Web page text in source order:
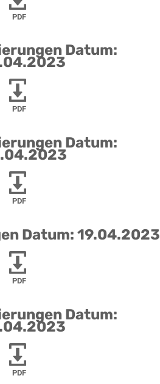
PDF
Datum:
PDF
Datum:
PDF
Datum: 19.04.2023
PDF
Datum:
PDF